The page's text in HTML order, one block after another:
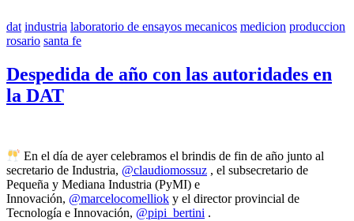
dat industria laboratorio de ensayos mecanicos medicion produccion
rosario santa fe
Despedida de año con las autoridades en
la DAT
En el día de ayer celebramos el brindis de fin de año junto al
secretario de Industria, @claudiomossuz , el subsecretario de
Pequeña y Mediana Industria (PyMI) e
Innovación, @marcelocomelliok y el director provincial de
Tecnología e Innovación, @pipi_bertini .